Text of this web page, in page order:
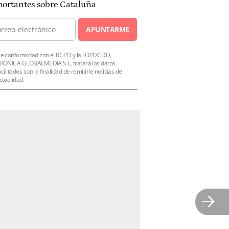
sobre Cataluña
APUNTARME
conformidad con el RGPD y la LOPDGDD,
GLOBALMEDIA S.L. tratará los datos
con la finalidad de remitirle noticias de